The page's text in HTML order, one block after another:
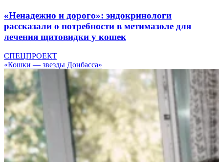
«Ненадежно и дорого»: эндокринологи
рассказали о потребности в метимазоле для
лечения щитовидки у кошек
СПЕЦПРОЕКТ
«Кошки — звезды Донбасса»